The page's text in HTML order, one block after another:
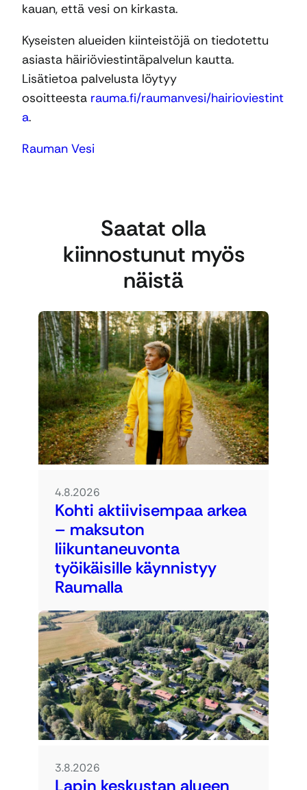
kauan, että vesi on kirkasta.
Kyseisten alueiden kiinteistöjä on tiedotettu
asiasta häiriöviestintäpalvelun kautta.
Lisätietoa palvelusta löytyy
osoitteesta rauma.fi/raumanvesi/hairioviestint
a.
Rauman Vesi
Saatat olla
kiinnostunut myös
näistä
4.8.2026
Kohti aktiivisempaa arkea
– maksuton
liikuntaneuvonta
työikäisille käynnistyy
Raumalla
3.8.2026